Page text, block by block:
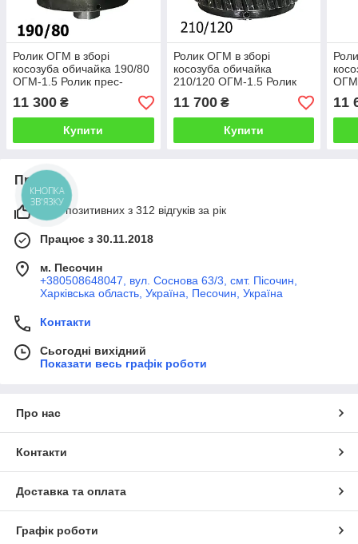
Ролик ОГМ в зборі
косозуба обичайка 190/80
ОГМ-1.5 Ролик прес-
гранулятора ОГМ 1,5
Вузький ролик з косим
зубом
11 300 ₴
Купити
Ролик ОГМ в зборі
косозуба обичайка
210/120 ОГМ-1.5 Ролик
прес-гранулятора ОГМ
1,5 Широкий ролик з
косим зубом
11 700₴
Купити
11
Про нас
99% позитивних з 312 відгуків за рік
Працює з 30.11.2018
м. Песочин
+380508648047, вул. Соснова 63/3, смт. Пісочин,
Харківська область, Україна, Песочин, Україна
Контакти
Сьогодні вихідний
Показати весь графік роботи
Про нас
Контакти
Доставка та оплата
Графік роботи
КНОПКА
ЗВ'ЯЗКУ